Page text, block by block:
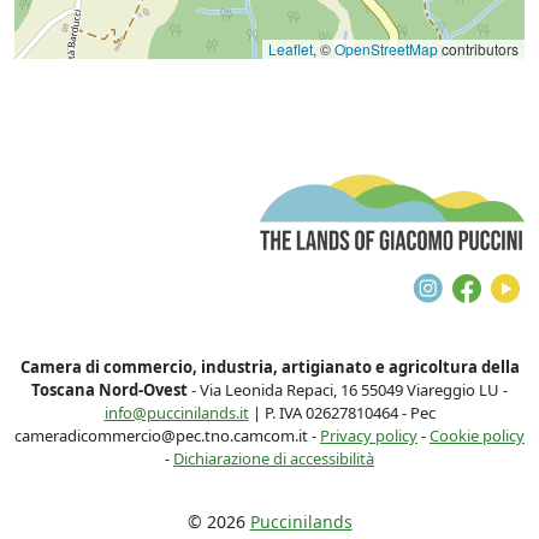
Leaflet, ©OpenStreetMapcontributors
Camera di commercio, industria, artigianato e agricoltura della
Toscana Nord-Ovest- Via Leonida Repaci, 16 55049 Viareggio LU -
info@puccinilands.it| P. IVA 02627810464 - Pec
cameradicommercio@pec.tno.camcom.it - Privacy policy-Cookie policy
- Dichiarazione di accessibilità
© 2026 Puccinilands